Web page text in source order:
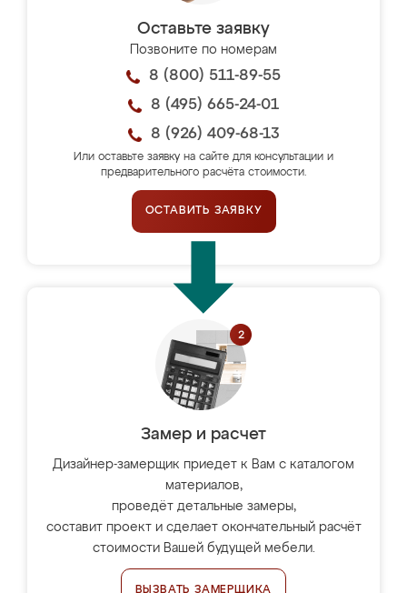
Оставьте заявку
Позвоните по номерам
8 (800) 511-89-55
8 (495) 665-24-01
8 (926) 409-68-13
Или оставьте заявку на сайте для консультации и
предварительного расчёта стоимости.
ОСТАВИТЬ ЗАЯВКУ
Замер и расчет
Дизайнер-замерщик приедет к Вам с каталогом
материалов,
проведёт детальные замеры,
составит проект и сделает окончательный расчёт
стоимости Вашей будущей мебели.
ВЫЗВАТЬ ЗАМЕРЩИКА